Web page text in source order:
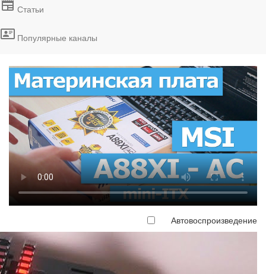
Статьи
Популярные каналы
Автовоспроизведение